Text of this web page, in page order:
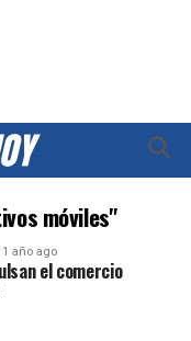
móviles"
1 año ago
el comercio